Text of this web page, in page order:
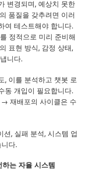
변경되며, 예상치 못한
품질을 갖추려면 이러
여 테스트해야 합니다.
정적으로 미리 준비해
표현 방식, 감정 상태,
니다.
, 이를 분석하고 챗봇 로
동 개입이 필요합니다.
재배포의 사이클은 수
션, 실패 분석, 시스템 업
다.
는 자율 시스템